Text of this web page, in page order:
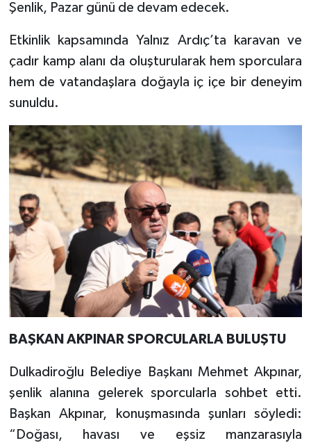
Şenlik, Pazar günü de devam edecek.
Etkinlik kapsamında Yalnız Ardıç’ta karavan ve
çadır kamp alanı da oluşturularak hem sporculara
hem de vatandaşlara doğayla iç içe bir deneyim
sunuldu.
BAŞKAN AKPINAR SPORCULARLA BULUŞTU
Dulkadiroğlu Belediye Başkanı Mehmet Akpınar,
şenlik alanına gelerek sporcularla sohbet etti.
Başkan Akpınar, konuşmasında şunları söyledi:
“Doğası, havası ve eşsiz manzarasıyla
TEKNOLOJİ
YAŞAM
KÜLTÜR SANAT